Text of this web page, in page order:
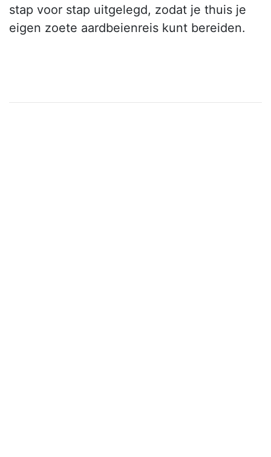
stap voor stap uitgelegd, zodat je thuis je
eigen zoete aardbeienreis kunt bereiden.